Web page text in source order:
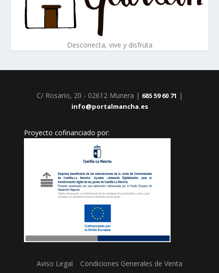
Desconecta, vive y disfruta
C/ Rosario, 20 - 02612 Munera | 685 59 60 71 |
info@portalmancha.es
Proyecto cofinanciado por:
Aviso Legal Condiciones Generales de Venta